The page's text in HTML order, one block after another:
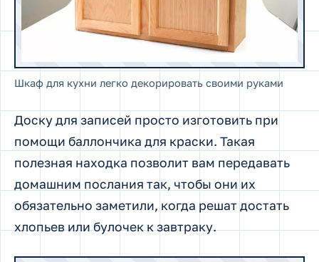
Шкаф для кухни легко декорировать своими руками
Доску для записей просто изготовить при
помощи баллончика для краски. Такая
полезная находка позволит вам передавать
домашним послания так, чтобы они их
обязательно заметили, когда решат достать
хлопьев или булочек к завтраку.